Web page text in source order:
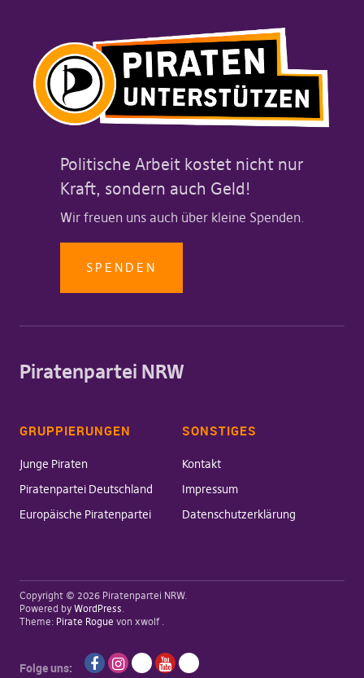
Politische Arbeit kostet nicht nur
Kraft, sondern auch Geld!
Wir freuen uns auch über kleine Spenden.
SPENDEN
Piratenpartei NRW
GRUPPIERUNGEN
Junge Piraten
Piratenpartei Deutschland
Europäische Piratenpartei
SONSTIGES
Kontakt
Impressum
Datenschutzerklärung
Copyright © 2026 Piratenpartei NRW
Powered by WordPress
Theme: Pirate Rogue von xwolf
Folge uns: